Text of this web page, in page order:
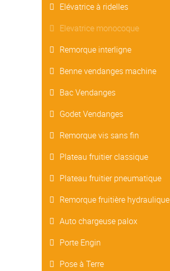
Elévatrice à ridelles
Elevatrice monocoque
Remorque interligne
Benne vendanges machine
Bac Vendanges
Godet Vendanges
Remorque vis sans fin
Plateau fruitier classique
Plateau fruitier pneumatique
Remorque fruitière hydraulique
Auto chargeuse palox
Porte Engin
Pose à Terre